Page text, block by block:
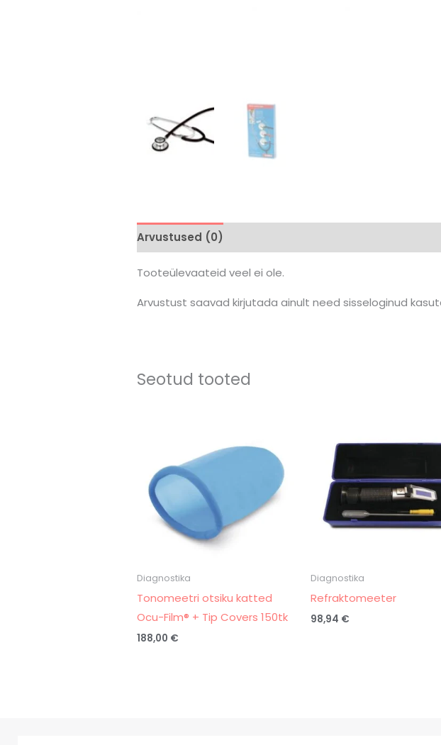
Arvustused (0)
Tooteülevaateid veel ei ole.
Arvustust saavad kirjutada ainult need sisseloginud
Seotud tooted
Diagnostika
Tonomeetri otsiku katted
Ocu-Film® + Tip Covers 150tk
188,00 €
Diagnostika
Refraktomeeter
98,94 €